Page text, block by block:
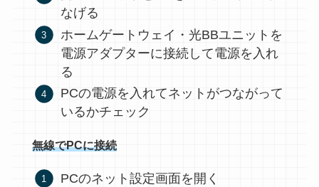
なげる
ホームゲートウェイ・光BBユニットを
電源アダプターに接続して電源を入れ
る
PCの電源を入れてネットがつながって
いるかチェック
無線でPCに接続
PCのネット設定画面を開く